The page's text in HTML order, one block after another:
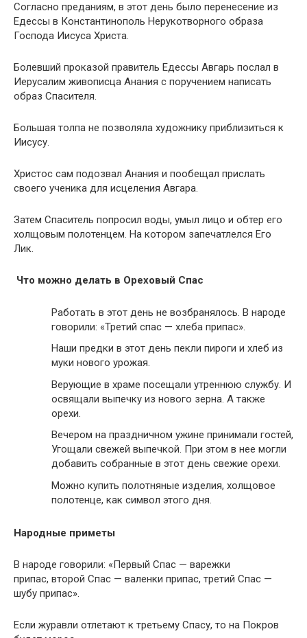
Согласно преданиям, в этот день было перенесение из
Едессы в Константинополь Нерукотворного образа
Господа Иисуса Христа.
Болевший проказой правитель Едессы Авгарь послал в
Иерусалим живописца Анания с поручением написать
образ Спасителя.
Большая толпа не позволяла художнику приблизиться к
Иисусу.
Христос сам подозвал Анания и пообещал прислать
своего ученика для исцеления Авгара.
Затем Спаситель попросил воды, умыл лицо и обтер его
холщовым полотенцем. На котором запечатлелся Его
Лик.
Что можно делать в Ореховый Спас
Работать в этот день не возбранялось. В народе
говорили: «Третий спас — хлеба припас».
Наши предки в этот день пекли пироги и хлеб из
муки нового урожая.
Верующие в храме посещали утреннюю службу. И
освящали выпечку из нового зерна. А также
орехи.
Вечером на праздничном ужине принимали гостей,
Угощали свежей выпечкой. При этом в нее могли
добавить собранные в этот день свежие орехи.
Можно купить полотняные изделия, холщовое
полотенце, как символ этого дня.
Народные приметы
В народе говорили: «Первый Спас — варежки
припас, второй Спас — валенки припас, третий Спас —
шубу припас».
Если журавли отлетают к третьему Спасу, то на Покров